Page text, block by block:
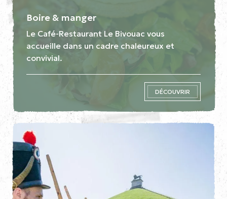
Boire & manger
Le Café-Restaurant Le Bivouac vous
accueille dans un cadre chaleureux et
convivial.
DÉCOUVRIR